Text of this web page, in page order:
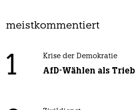
meistkommentiert
1 Krise der Demokratie
AfD-Wählen als